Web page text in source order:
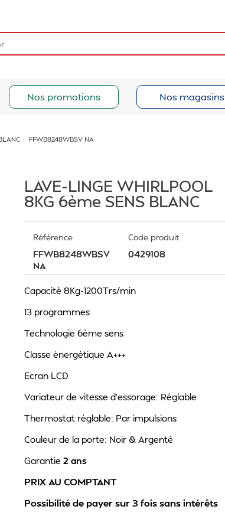
Nos promotions Nos magasins
FFWB8248WBSV NA
LAVE-LINGE WHIRLPOOL
8KG 6ème SENS BLANC
Référence
FFWB8248WBSV
NA
Code produit
0429108
Capacité 8Kg-1200Trs/min
13 programmes
Technologie 6ème sens
Classe énergétique A+++
Ecran LCD
Variateur de vitesse d'essorage: Réglable
Thermostat réglable: Par impulsions
Couleur de la porte: Noir & Argenté
Garantie 2 ans
PRIX AU COMPTANT
Possibilité de payer sur 3 fois sans intérêts